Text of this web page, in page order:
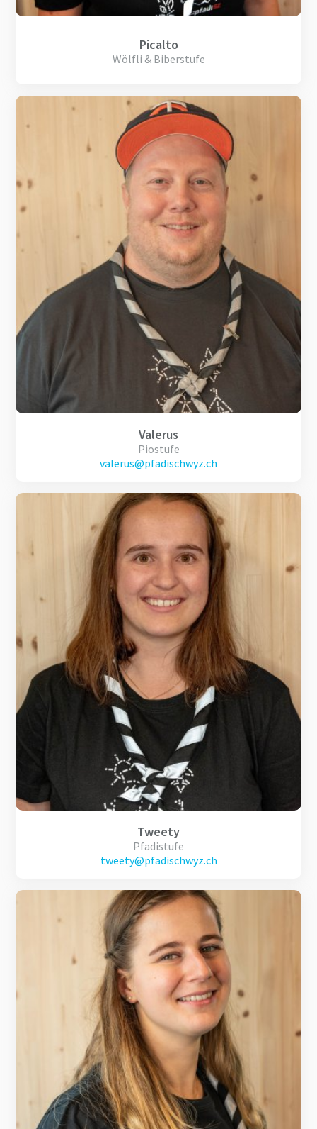
Picalto
Wölfli & Biberstufe
Valerus
Piostufe
valerus@pfadischwyz.ch
Tweety
Pfadistufe
tweety@pfadischwyz.ch